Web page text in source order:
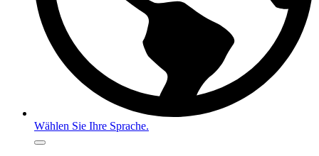
Wählen Sie Ihre Sprache.